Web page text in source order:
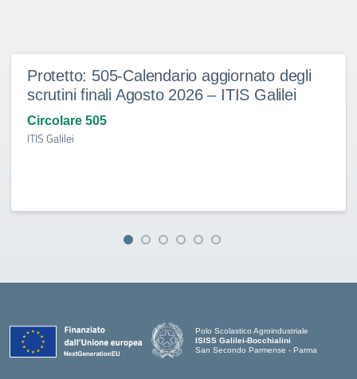
Protetto: 505-Calendario aggiornato degli
scrutini finali Agosto 2026 – ITIS Galilei
Circolare 505
ITIS Galilei
Polo Scolastico Agroindustriale
ISISS Galilei-Bocchialini
San Secondo Parmense - Parma